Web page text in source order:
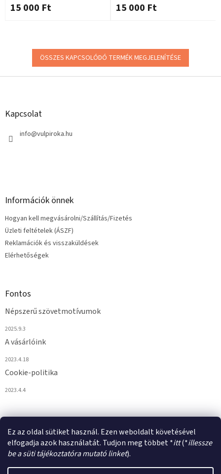
Ez az oldal sütiket használ. Ezen weboldalt követésével
elfogadja azok használatát. Tudjon meg többet *itt(*illessze
be a süti tájékoztatóra mutató linket).
15 000 Ft 15 000 Ft
ÖSSZES KAPCSOLÓDÓ TERMÉK MEGJELENÍTÉSE
L
Kapcsolat
info@vulpiroka.hu
Információk önnek
Hogyan kell megvásárolni/Szállítás/Fizetés
Üzleti feltételek (ÁSZF)
Reklamációk és visszaküldések
Elérhetőségek
Fontos
Népszerű szövetmotívumok
2025.9.3
A vásárlóink
2023.4.18
Cookie-politika
2023.4.4